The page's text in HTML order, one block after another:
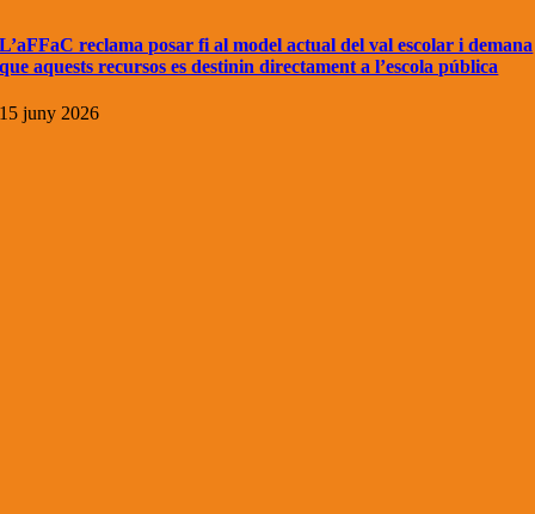
L’aFFaC reclama posar fi al model actual del val escolar i demana
que aquests recursos es destinin directament a l’escola pública
15 juny 2026